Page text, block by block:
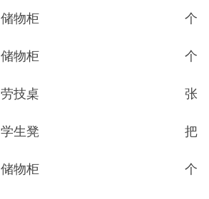
储物柜 个
储物柜 个
劳技桌 张
学生凳 把
储物柜 个